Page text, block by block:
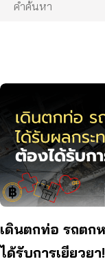
เดินตกท่อ รถตก
ได้รับการเยียวยา!